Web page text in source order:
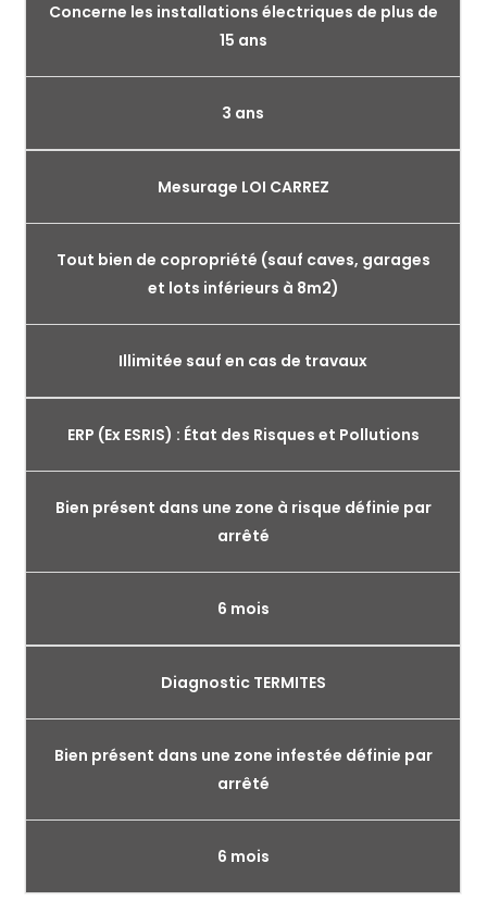
Concerne les installations électriques de plus de
15 ans
3 ans
Mesurage LOI CARREZ
Tout bien de copropriété (sauf caves, garages
et lots inférieurs à 8m2)
Illimitée sauf en cas de travaux
ERP (Ex ESRIS) : État des Risques et Pollutions
Bien présent dans une zone à risque définie par
arrêté
6 mois
Diagnostic TERMITES
Bien présent dans une zone infestée définie par
arrêté
6 mois